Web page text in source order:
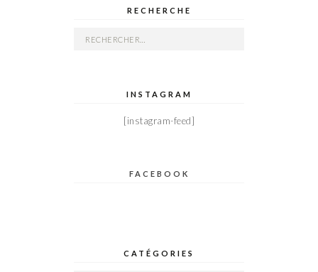
RECHERCHE
Rechercher :
INSTAGRAM
[instagram-feed]
FACEBOOK
CATÉGORIES